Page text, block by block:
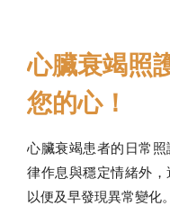
心臟衰竭照
您的心！
心臟衰竭患者的日常
律作息與穩定情緒外
以便及早發現異常變化。